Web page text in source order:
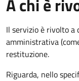
A chi è
Il servizio è rivolto a
amministrativa
restituzione.
Riguarda, nello